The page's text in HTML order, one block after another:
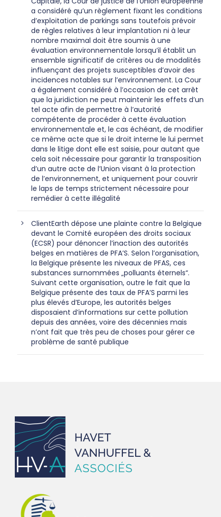
a considéré qu’un règlement fixant les conditions
d’exploitation de parkings sans toutefois prévoir
de règles relatives à leur implantation ni à leur
nombre maximal doit être soumis à une
évaluation environnementale lorsqu’il établit un
ensemble significatif de critères ou de modalités
influençant des projets susceptibles d’avoir des
incidences notables sur l’environnement. La Cour
a également considéré à l’occasion de cet arrêt
que la juridiction ne peut maintenir les effets d’un
tel acte afin de permettre à l’autorité
compétente de procéder à cette évaluation
environnementale et, le cas échéant, de modifier
ce même acte que si le droit interne le lui permet
dans le litige dont elle est saisie, pour autant que
cela soit nécessaire pour garantir la transposition
d’un autre acte de l’Union visant à la protection
de l’environnement, et uniquement pour couvrir
le laps de temps strictement nécessaire pour
remédier à cette illégalité
ClientEarth dépose une plainte contre la Belgique
devant le Comité européen des droits sociaux
(ECSR) pour dénoncer l’inaction des autorités
belges en matières de PFA’S. Selon l’organisation,
la Belgique présente les niveaux de PFAS, ces
substances surnommées „polluants éternels“.
Suivant cette organisation, outre le fait que la
Belgique présente des taux de PFA’S parmi les
plus élevés d’Europe, les autorités belges
disposaient d’informations sur cette pollution
depuis des années, voire des décennies mais
n’ont fait que très peu de choses pour gérer ce
problème de santé publique